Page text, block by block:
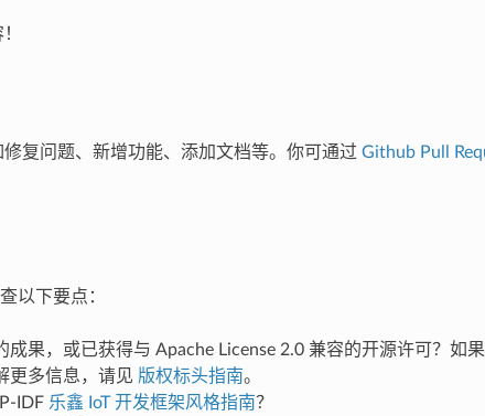
复问题、新增功能、添加文档等。你可通过 Github Pull
以下要点：
果，或已获得与 Apache License 2.0 兼容的开源许可？如果
更多信息，请见 版权标头指南。
IDF 乐鑫 IoT 开发框架风格指南？